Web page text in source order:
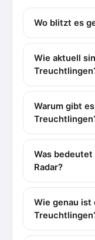
Wo blitzt es
Wie aktuell
Warum gibt
Was
Radar?
Wie genau ist